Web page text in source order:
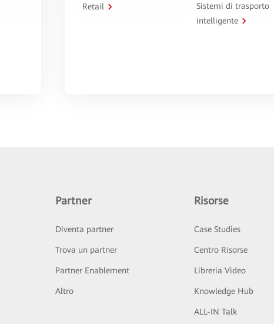
Retail
Sistemi di trasporto
intelligente
Partner
Diventa partner
Trova un partner
Partner Enablement
Altro
Risorse
Case Studies
Centro Risorse
Libreria Video
Knowledge Hub
ALL-IN Talk